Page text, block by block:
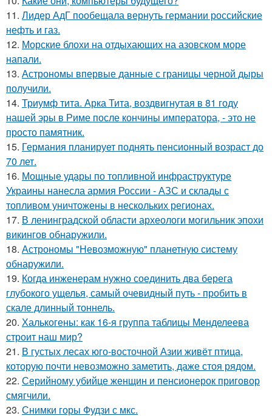
11. Лидер АдГ пообещала вернуть германии российские
нефть и газ.
12. Морские блохи на отдыхающих на азовском море
напали.
13. Астрономы впервые данные с границы черной дыры
получили.
14. Триумф тита. Арка Тита, воздвигнутая в 81 году
нашей эры в Риме после кончины императора, - это не
просто памятник.
15. Германия планирует поднять пенсионный возраст до
70 лет.
16. Мощные удары по топливной инфраструктуре
Украины нанесла армия России - АЗС и склады с
топливом уничтожены в нескольких регионах.
17. В ленинградской области археологи могильник эпохи
викингов обнаружили.
18. Астрономы "Невозможную" планетную систему
обнаружили.
19. Когда инженерам нужно соединить два берега
глубокого ущелья, самый очевидный путь - пробить в
скале длинный тоннель.
20. Халькогены: как 16-я группа таблицы Менделеева
строит наш мир?
21. В густых лесах юго-восточной Азии живёт птица,
которую почти невозможно заметить, даже стоя рядом.
22. Серийному убийце женщин и пенсионерок приговор
смягчили.
23. Снимки горы Фудзи с мкс.